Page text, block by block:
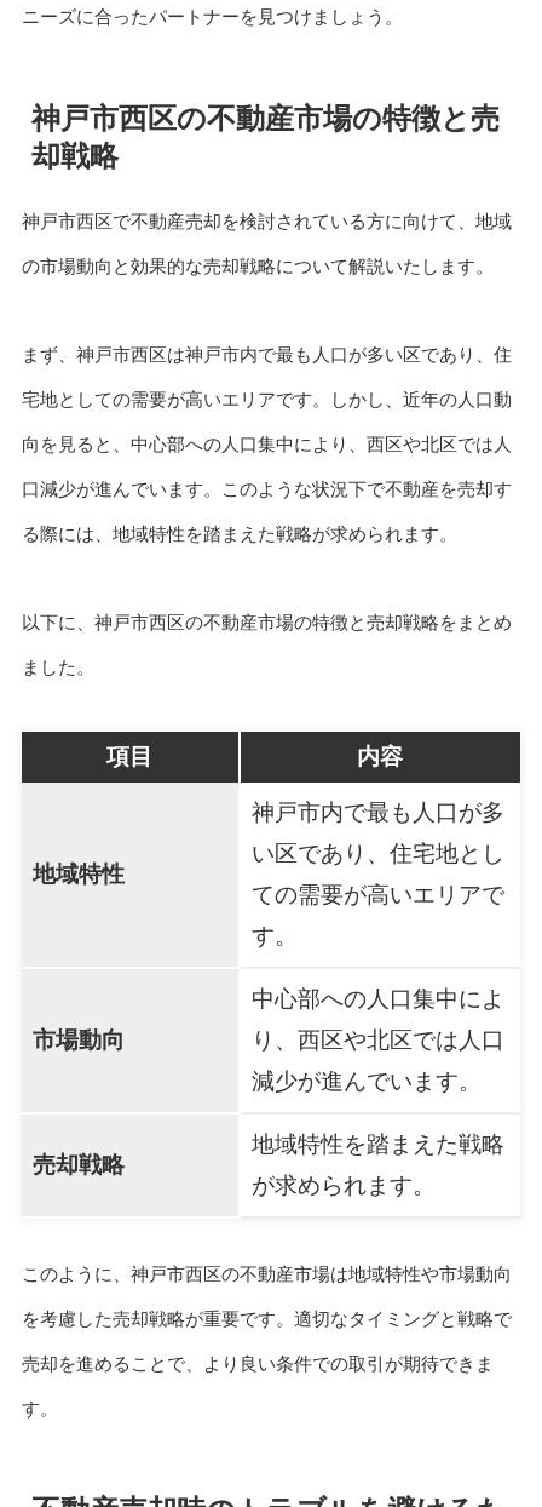
ニーズに合ったパートナーを見つけましょう。
神戸市西区の不動産市場の特徴と売
却戦略
神戸市西区で不動産売却を検討されている方に向けて、地域
の市場動向と効果的な売却戦略について解説いたします。
まず、神戸市西区は神戸市内で最も人口が多い区であり、住
宅地としての需要が高いエリアです。しかし、近年の人口動
向を見ると、中心部への人口集中により、西区や北区では人
口減少が進んでいます。このような状況下で不動産を売却す
る際には、地域特性を踏まえた戦略が求められます。
以下に、神戸市西区の不動産市場の特徴と売却戦略をまとめ
ました。
項目 内容
地域特性
神戸市内で最も人口が多
い区であり、住宅地とし
ての需要が高いエリアで
す。
市場動向
中心部への人口集中によ
り、西区や北区では人口
減少が進んでいます。
売却戦略
地域特性を踏まえた戦略
が求められます。
このように、神戸市西区の不動産市場は地域特性や市場動向
を考慮した売却戦略が重要です。適切なタイミングと戦略で
売却を進めることで、より良い条件での取引が期待できま
す。